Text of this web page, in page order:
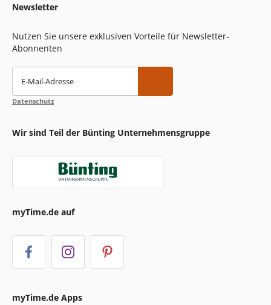
Newsletter
Nutzen Sie unsere exklusiven Vorteile für Newsletter-
Abonnenten
E-Mail-Adresse
Datenschutz
Wir sind Teil der Bünting Unternehmensgruppe
myTime.de auf
myTime.de Apps